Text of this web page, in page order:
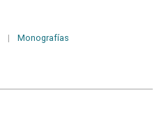
| Monografías